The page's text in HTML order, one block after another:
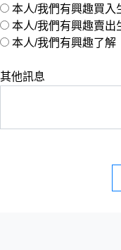
本人/我們有興趣買入
本人/我們有興趣賣出
本人/我們有興趣了解
其他訊息